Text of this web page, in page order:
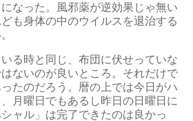
なった。風邪薬が逆効果じゃ無い
も身体の中のウイルスを退治する
る時と同じ、布団に伏せっていな
ないのが良いところ。それだけで
たのだろう。暦の上では今日がハ
月曜日でもあるし昨日の日曜日に
シャル」は完了できたのは良かっ